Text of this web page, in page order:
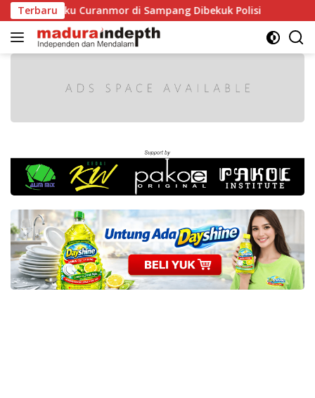
Langsung
ke
konten
Terbaru
Pelaku Curanmor di Sampang Dibekuk Polisi